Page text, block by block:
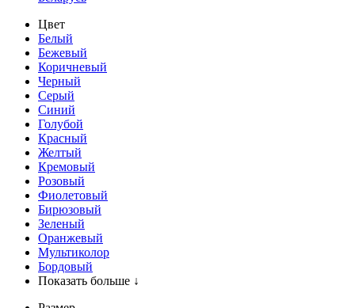
Цвет
Белый
Бежевый
Коричневый
Черный
Серый
Синий
Голубой
Красный
Желтый
Кремовый
Розовый
Фиолетовый
Бирюзовый
Зеленый
Оранжевый
Мультиколор
Бордовый
Показать больше ↓